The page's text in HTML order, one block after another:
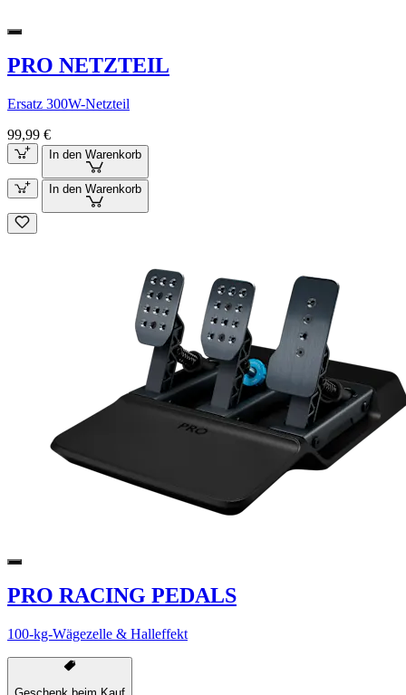
PRO NETZTEIL
Ersatz 300W-Netzteil
99,99 €
In den Warenkorb
In den Warenkorb
PRO RACING PEDALS
100-kg-Wägezelle & Halleffekt